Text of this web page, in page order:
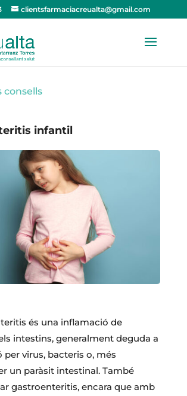
clientsfarmaciacreualta@gmail.com
consells
infantil
és una inflamació de
intestins, generalment deguda a
per virus, bacteris o, més
un paràsit intestinal. També
gastroenteritis, encara que amb